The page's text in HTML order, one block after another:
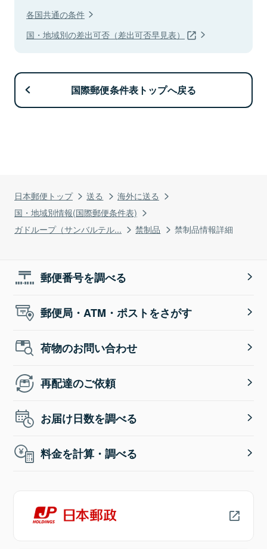
日本郵便トップ 送る
海外に送る
国・地域別情報(国際郵便条件表)
ガドループ（サンバルテル...
禁制品 禁制品情報詳細
各国共通の条件
国・地域別の差出可否（差出可否早見表）
国際郵便条件表トップへ戻る
郵便番号を調べる
郵便局・ATM・ポストをさがす
荷物のお問い合わせ
再配達のご依頼
お届け日数を調べる
料金を計算・調べる